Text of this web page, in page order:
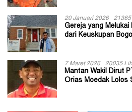
20 Januari 2026 21365
Gereja yang Melukai
dari Keuskupan
7 Maret 2026 20035
Mantan Wakil Dirut
Orias Moedak Lolos